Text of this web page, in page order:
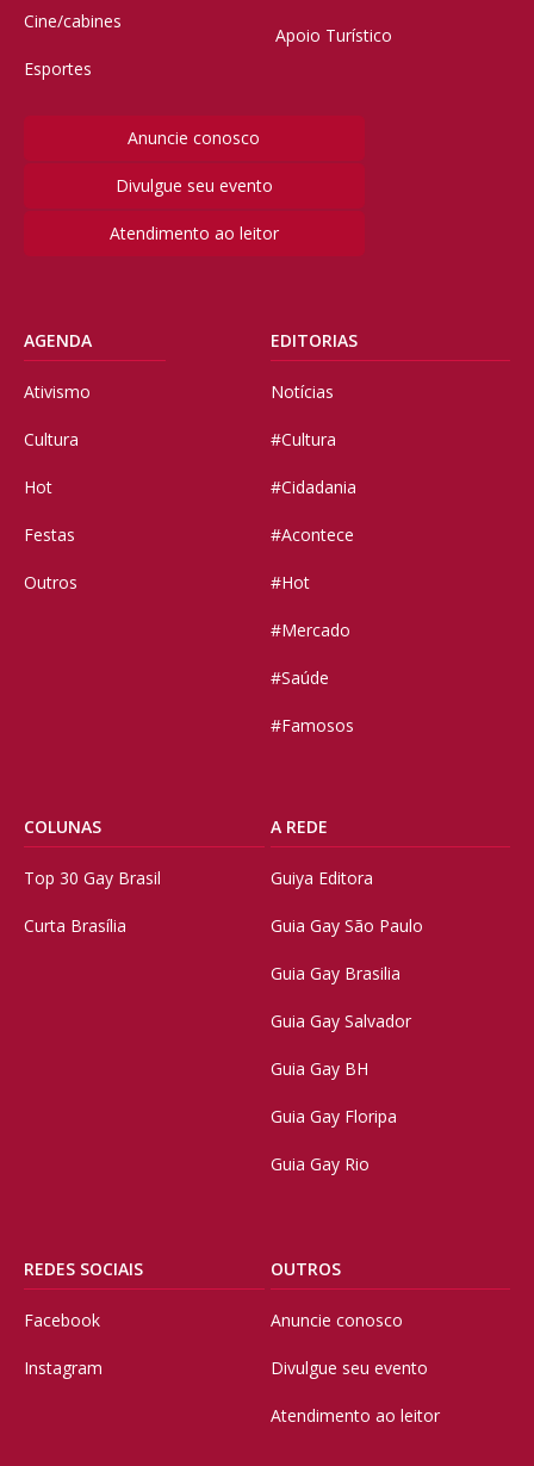
Cine/cabines
Esportes
Apoio Turístico
Anuncie conosco
Divulgue seu evento
Atendimento ao leitor
AGENDA
Ativismo
Cultura
Hot
Festas
Outros
EDITORIAS
Notícias
#Cultura
#Cidadania
#Acontece
#Hot
#Mercado
#Saúde
#Famosos
COLUNAS
Top 30 Gay Brasil
Curta Brasília
A REDE
Guiya Editora
Guia Gay São Paulo
Guia Gay Brasilia
Guia Gay Salvador
Guia Gay BH
Guia Gay Floripa
Guia Gay Rio
REDES SOCIAIS
Facebook
Instagram
OUTROS
Anuncie conosco
Divulgue seu evento
Atendimento ao leitor